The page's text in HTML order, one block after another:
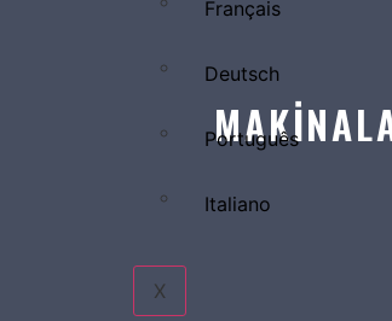
Français
Deutsch
Português
Italiano
X